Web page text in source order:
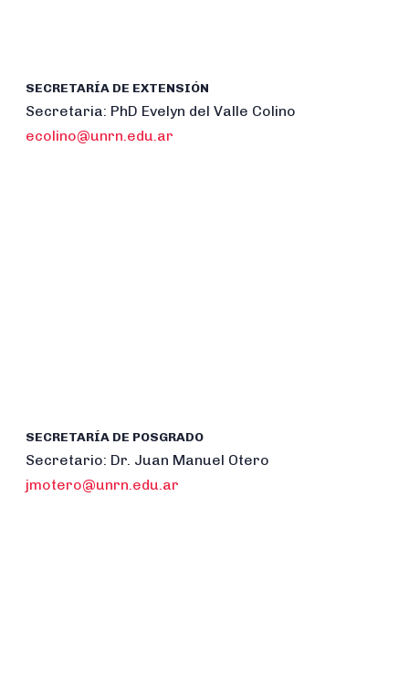
SECRETARÍA DE EXTENSIÓN
Secretaria: PhD Evelyn del Valle Colino
ecolino@unrn.edu.ar
SECRETARÍA DE POSGRADO
Secretario: Dr. Juan Manuel Otero
jmotero@unrn.edu.ar